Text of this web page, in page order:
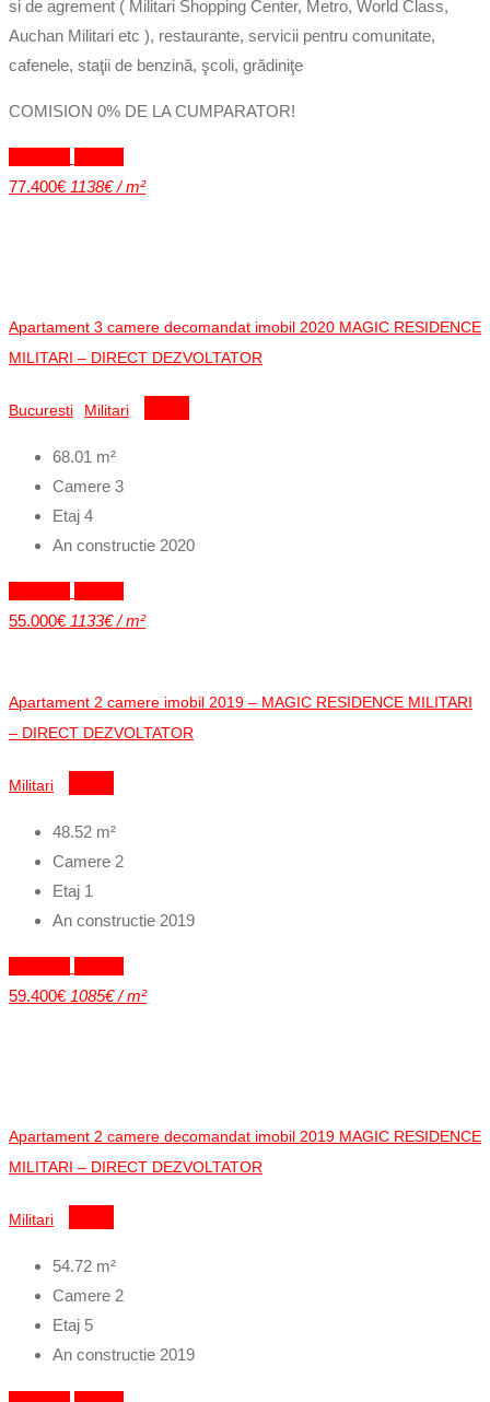
si de agrement ( Militari Shopping Center, Metro, World Class,
Auchan Militari etc ), restaurante, servicii pentru comunitate,
cafenele, staţii de benzină, şcoli, grădiniţe
COMISION 0% DE LA CUMPARATOR!
77.400€ 1138€ / m²
Apartament 3 camere decomandat imobil 2020 MAGIC RESIDENCE
MILITARI – DIRECT DEZVOLTATOR
Bucuresti Militari
68.01 m²
Camere 3
Etaj 4
An constructie 2020
55.000€ 1133€ / m²
Apartament 2 camere imobil 2019 – MAGIC RESIDENCE MILITARI
– DIRECT DEZVOLTATOR
Militari
48.52 m²
Camere 2
Etaj 1
An constructie 2019
59.400€ 1085€ / m²
Apartament 2 camere decomandat imobil 2019 MAGIC RESIDENCE
MILITARI – DIRECT DEZVOLTATOR
Militari
54.72 m²
Camere 2
Etaj 5
An constructie 2019